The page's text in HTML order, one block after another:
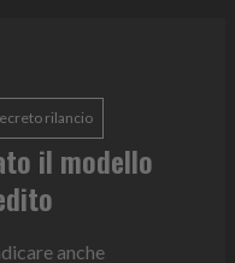
rilancio
il modello
anche